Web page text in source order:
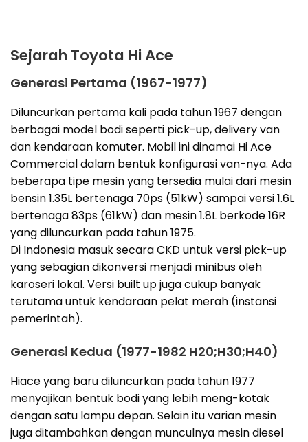
Sejarah Toyota Hi Ace
Generasi Pertama (1967-1977)
Diluncurkan pertama kali pada tahun 1967 dengan
berbagai model bodi seperti pick-up, delivery van
dan kendaraan komuter. Mobil ini dinamai Hi Ace
Commercial dalam bentuk konfigurasi van-nya. Ada
beberapa tipe mesin yang tersedia mulai dari mesin
bensin 1.35L bertenaga 70ps (51kW) sampai versi 1.6L
bertenaga 83ps (61kW) dan mesin 1.8L berkode 16R
yang diluncurkan pada tahun 1975.
Di Indonesia masuk secara CKD untuk versi pick-up
yang sebagian dikonversi menjadi minibus oleh
karoseri lokal. Versi built up juga cukup banyak
terutama untuk kendaraan pelat merah (instansi
pemerintah).
Generasi Kedua (1977-1982 H20;H30;H40)
Hiace yang baru diluncurkan pada tahun 1977
menyajikan bentuk bodi yang lebih meng-kotak
dengan satu lampu depan. Selain itu varian mesin
juga ditambahkan dengan munculnya mesin diesel